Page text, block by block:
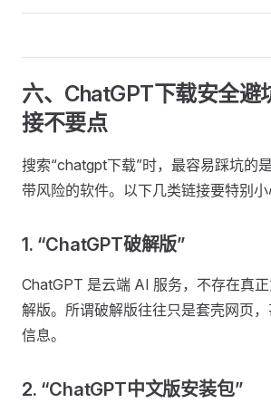
六、ChatGPT下载安全避
接不要点
搜索“chatgpt下载”时，最容易踩坑的
带风险的软件。以下几类链接要特别小
1. “ChatGPT破解版”
ChatGPT 是云端 AI 服务，不存在真
解版。所谓破解版往往只是套壳网页
信息。
2. “ChatGPT中文版安装包”